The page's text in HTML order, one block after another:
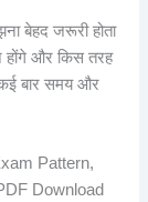
बेहद जरूरी होता
होंगे और किस तरह
कई बार समय और
Pattern,
Download